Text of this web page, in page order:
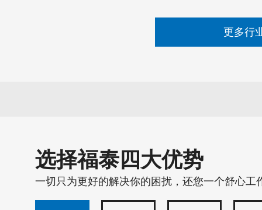
更多行
选择福泰四大优势
一切只为更好的解决你的困扰，还您一个舒心工